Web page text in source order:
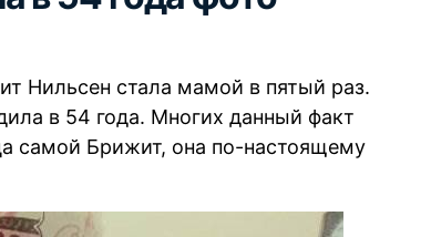
Нильсен стала мамой в пятый раз.
в 54 года. Многих данный факт
самой Брижит, она по-настоящему